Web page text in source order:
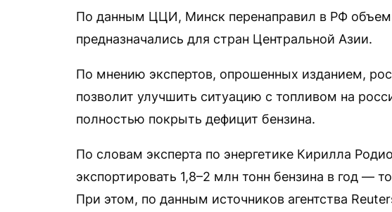
По данным ЦЦИ, Минск перенаправил в РФ
предназначались для стран Центральной Азии.
По мнению экспертов, опрошенных изданием,
позволит улучшить ситуацию с топливом на
полностью покрыть дефицит бензина.
По словам эксперта по энергетике Кирилла
экспортировать 1,8–2 млн тонн бензина в год —
При этом, по данным источников агентства